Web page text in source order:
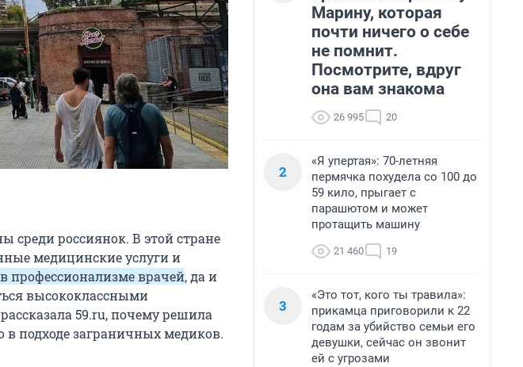
среди россиянок. В этой стране
медицинские услуги и
профессионализме врачей, да и
высококлассными
59.ru, почему решила
в подходе заграничных медиков.
Марину, которая
почти ничего о себе
не помнит.
Посмотрите, вдруг
она вам знакома
26 995 20
2
«Я упертая»: 70-летняя
пермячка похудела со 100 до
59 кило, прыгает с
парашютом и может
протащить машину
21 460 19
3
«Это тот, кого ты травила»:
прикамца приговорили к 22
годам за убийство семьи его
девушки, сейчас он звонит
ей с угрозами